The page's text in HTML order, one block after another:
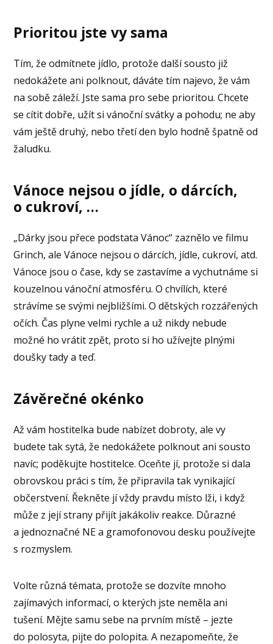
Prioritou jste vy sama
Tím, že odmítnete jídlo, protože další sousto již
nedokážete ani polknout, dáváte tím najevo, že vám
na sobě záleží. Jste sama pro sebe prioritou. Chcete
se cítit dobře, užít si vánoční svátky a pohodu; ne aby
vám ještě druhý, nebo třetí den bylo hodně špatně od
žaludku.
Vánoce nejsou o jídle, o dárcích,
o cukroví, …
„Dárky jsou přece podstata Vánoc“ zaznělo ve filmu
Grinch, ale Vánoce nejsou o dárcích, jídle, cukroví, atd.
Vánoce jsou o čase, kdy se zastavíme a vychutnáme si
kouzelnou vánoční atmosféru. O chvílích, které
strávíme se svými nejbližšími. O dětských rozzářených
očích. Čas plyne velmi rychle a už nikdy nebude
možné ho vrátit zpět, proto si ho užívejte plnými
doušky tady a teď.
Závěrečné okénko
Až vám hostitelka bude nabízet dobroty, ale vy
budete tak sytá, že nedokážete polknout ani sousto
navíc; poděkujte hostitelce. Oceňte jí, protože si dala
obrovskou práci s tím, že připravila tak vynikající
občerstvení. Řekněte jí vždy pravdu místo lži, i když
může z její strany přijít jakákoliv reakce. Důrazné
a jednoznačné NE a gramofonovou desku používejte
s rozmyslem.
Volte různá témata, protože se dozvíte mnoho
zajímavých informací, o kterých jste neměla ani
tušení. Mějte samu sebe na prvním místě – jezte
do polosyta, pijte do polopita. A nezapomeňte, že